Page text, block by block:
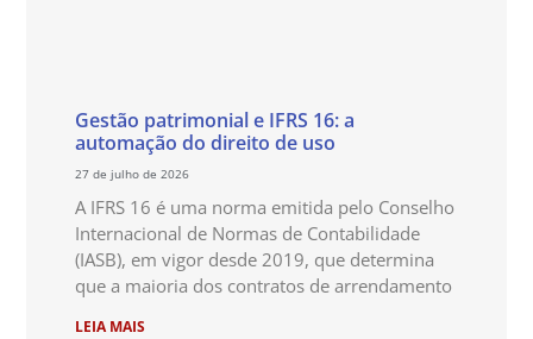
Gestão patrimonial e IFRS 16: a
automação do direito de uso
27 de julho de 2026
A IFRS 16 é uma norma emitida pelo Conselho
Internacional de Normas de Contabilidade
(IASB), em vigor desde 2019, que determina
que a maioria dos contratos de arrendamento
LEIA MAIS